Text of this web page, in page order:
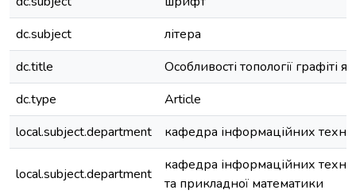
dc.subject
літера
dc.title
Особливості топології графіті
dc.type
Article
local.subject.department
кафедра інформаційних
local.subject.department
кафедра інформаційних
та прикладної математики